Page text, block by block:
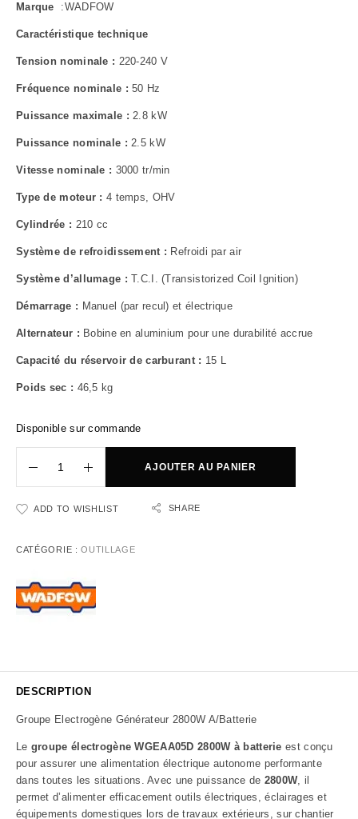
Marque :WADFOW
Caractéristique technique
Tension nominale : 220-240 V
Fréquence nominale : 50 Hz
Puissance maximale : 2.8 kW
Puissance nominale : 2.5 kW
Vitesse nominale : 3000 tr/min
Type de moteur : 4 temps, OHV
Cylindrée : 210 cc
Système de refroidissement : Refroidi par air
Système d’allumage : T.C.I. (Transistorized Coil Ignition)
Démarrage : Manuel (par recul) et électrique
Alternateur : Bobine en aluminium pour une durabilité accrue
Capacité du réservoir de carburant : 15 L
Poids sec : 46,5 kg
Disponible sur commande
AJOUTER AU PANIER
ADD TO WISHLIST SHARE
CATÉGORIE :OUTILLAGE
DESCRIPTION
Groupe Electrogène Générateur 2800W A/Batterie
Le groupe électrogène WGEAA05D 2800W à batterie est conçu
pour assurer une alimentation électrique autonome performante
dans toutes les situations. Avec une puissance de 2800W, il
permet d’alimenter efficacement outils électriques, éclairages et
équipements domestiques lors de travaux extérieurs, sur chantier